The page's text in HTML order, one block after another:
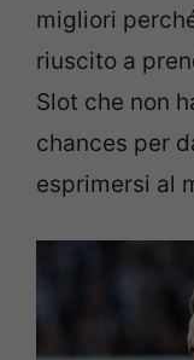
migliori
riuscito a
Slot che non
chances per
esprimersi al